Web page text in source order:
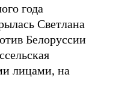
года
Светлана
Белоруссии
лицами, на